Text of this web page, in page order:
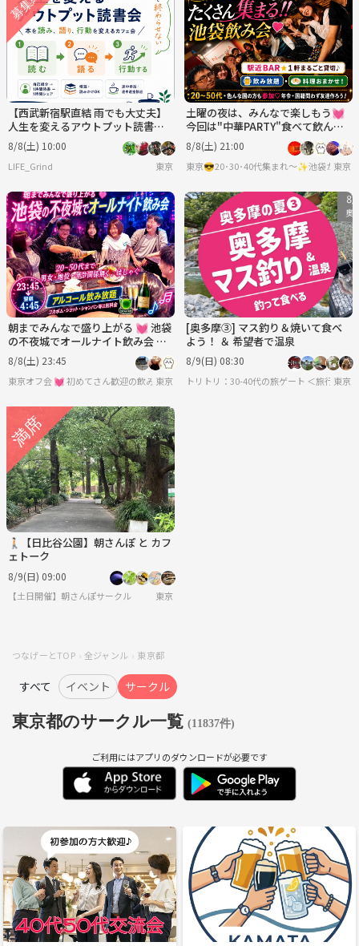
【西武新宿駅直結 雨でも大丈夫】
人生を変えるアウトプット読書会
｜本を読み、語り、行動を変えて
未来を変える会
8/8(土) 10:00
LIFE_Grind 東京
土曜の夜は、みんなで楽しもう💓
今回は"中華PARTY"食べて飲んで
騒いで楽しもう 💓 飲み放＋楽しみ
放題
8/8(土) 21:00
東京
朝までみんなで盛り上がる 💓 池袋
の不夜城でオールナイト飲み会 🍾
５時間飲み放題 🥂 20～40代まで参
加♪
8/8(土) 23:45
東京オフ会 💓 初めてさん歓迎の飲み会です 💓 男女関係なく純粋に友達作りをしよう
東京
[奥多摩③] マス釣り＆焼いて食べ
よう！ ＆ 希望者で温泉
8/9(日) 08:30
トリトリ：30-40代の旅ゲート ＜旅行・世
東京
🚶🏻【日比谷公園】朝さんぽ と カフ
ェトーク
8/9(日) 09:00
【土日開催】朝さんぽサークル 東京
つなげーとTOP 全ジャンル 東京都
すべて イベント サークル
東京都のサークル一覧 (11837件)
ご利用にはアプリのダウンロードが必要です